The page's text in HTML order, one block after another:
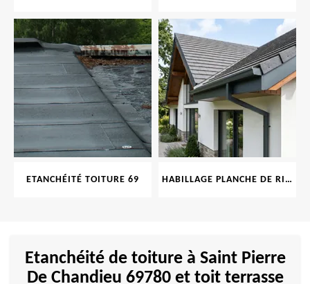
ETANCHÉITÉ TOITURE 69 HABILLAGE PLANCHE DE RIVE 69
Etanchéité de toiture à Saint Pierre
De Chandieu 69780 et toit terrasse